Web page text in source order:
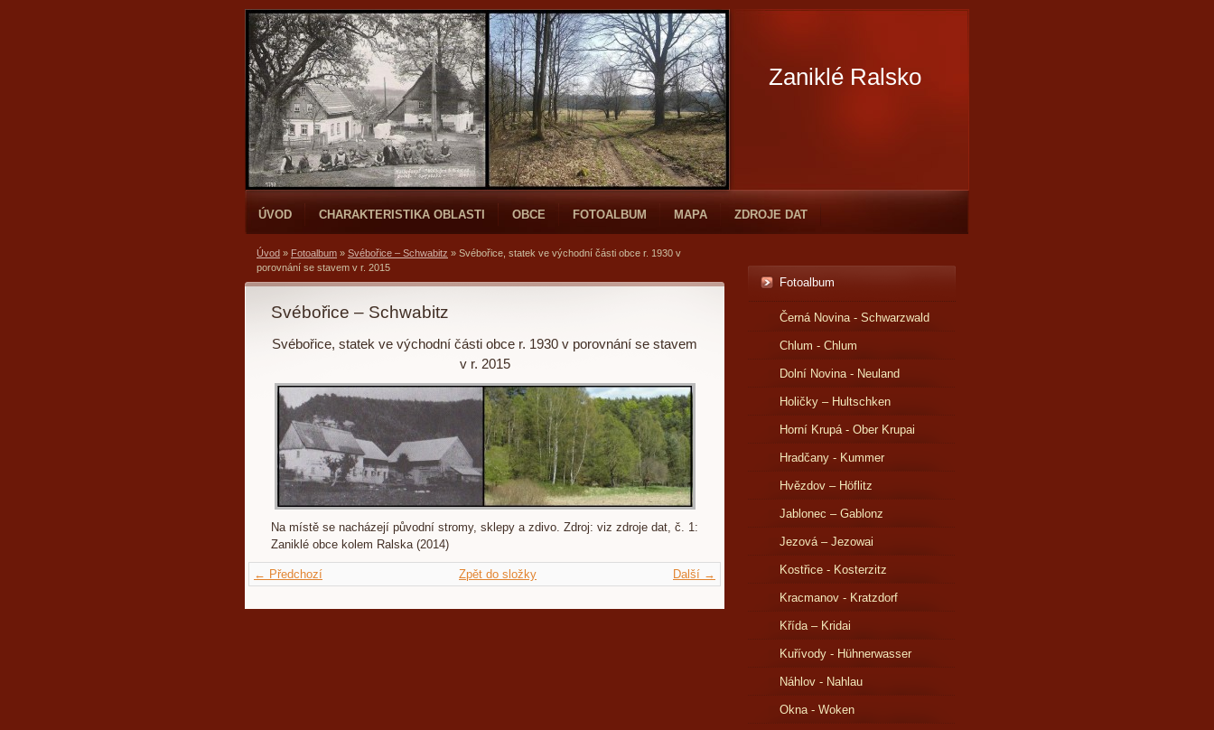
Zaniklé Ralsko
ÚVOD CHARAKTERISTIKA OBLASTI OBCE FOTOALBUM MAPA ZDROJE DAT
Úvod » Fotoalbum » Svébořice – Schwabitz » Svébořice, statek ve východní části obce r. 1930 v
porovnání se stavem v r. 2015
Svébořice – Schwabitz
Svébořice, statek ve východní části obce r. 1930 v porovnání se stavem
v r. 2015
Na místě se nacházejí původní stromy, sklepy a zdivo. Zdroj: viz zdroje dat, č. 1:
Zaniklé obce kolem Ralska (2014)
← Předchozí Další →
Zpět do složky
Fotoalbum
Černá Novina - Schwarzwald
Chlum - Chlum
Dolní Novina - Neuland
Holičky – Hultschken
Horní Krupá - Ober Krupai
Hradčany - Kummer
Hvězdov – Höflitz
Jablonec – Gablonz
Jezová – Jezowai
Kostřice - Kosterzitz
Kracmanov - Kratzdorf
Křída – Kridai
Kuřívody - Hühnerwasser
Náhlov - Nahlau
Okna - Woken